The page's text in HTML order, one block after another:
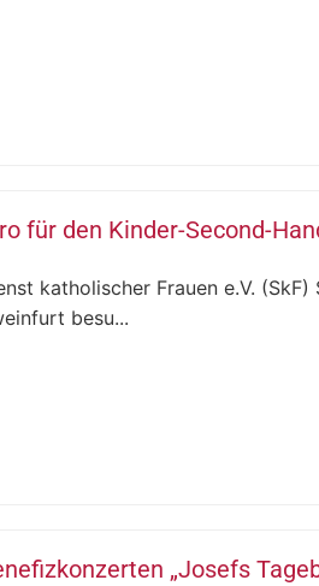
für den Kinder-Second-
katholischer Frauen e.V.
besu...
„Josefs